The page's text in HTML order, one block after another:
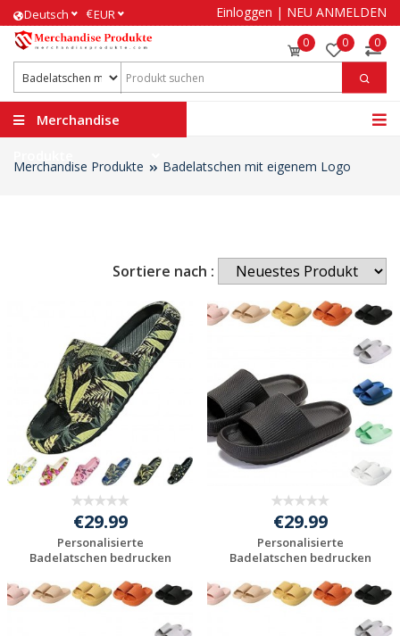
Deutsch €EUR Einloggen | NEU ANMELDEN
0 0 0
Merchandise
Merchandise Produkte Badelatschen mit eigenem Logo
Sortiere nach :
€29.99
Personalisierte
Badelatschen bedrucken
Preis unverbindlich
€29.99
Personalisierte
Badelatschen bedrucken
Preis unverbindlich